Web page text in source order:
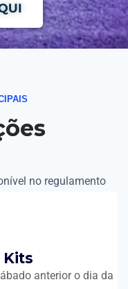
no regulamento
Kits
anterior o dia da